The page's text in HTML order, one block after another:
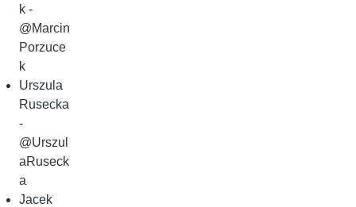
k -
@Marcin
Porzuce
k
Urszula
Rusecka
-
@Urszul
aRuseck
a
Jacek